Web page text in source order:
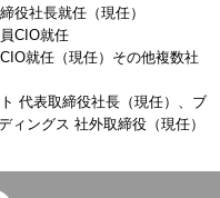
役社長就任（現任）
CIO就任
就任（現任）その他複数社
代表取締役社長（現任）、ブ
ィングス 社外取締役（現任）